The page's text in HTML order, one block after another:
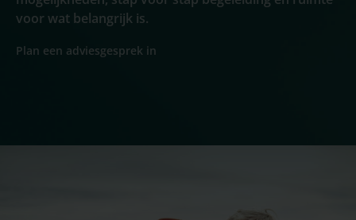
voor wat belangrijk is.
Plan een adviesgesprek in